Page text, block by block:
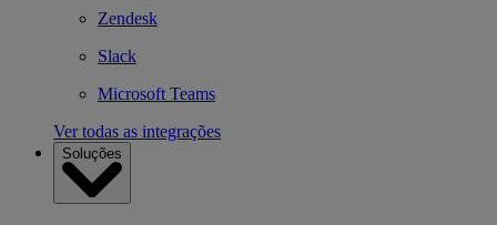
Zendesk
Slack
Microsoft Teams
Ver todas as integrações
Soluções